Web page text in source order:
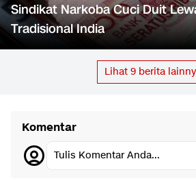
Sindikat Narkoba Cuci Duit
Tradisional India
Lihat 9 berita
Komentar
Tulis Komentar Anda...